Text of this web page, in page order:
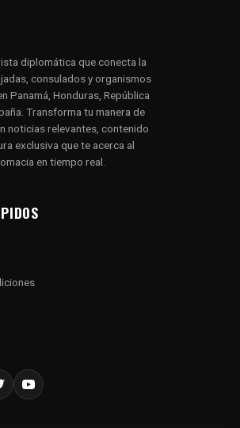
diplomática que conecta la
consulados y organismos
Panamá, Honduras, República
Transforma tu manera de
noticias relevantes, contenido
exclusiva que te acerca al
en tiempo real.